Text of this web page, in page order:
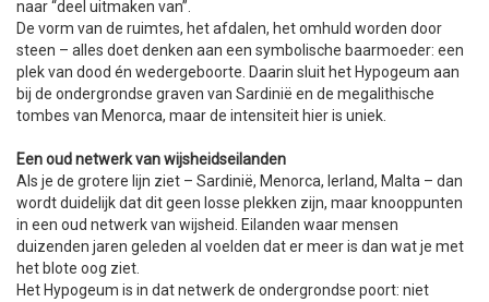
naar “deel uitmaken van”.
De vorm van de ruimtes, het afdalen, het omhuld worden door
steen – alles doet denken aan een symbolische baarmoeder: een
plek van dood én wedergeboorte. Daarin sluit het Hypogeum aan
bij de ondergrondse graven van Sardinië en de megalithische
tombes van Menorca, maar de intensiteit hier is uniek.
Een oud netwerk van wijsheidseilanden
Als je de grotere lijn ziet – Sardinië, Menorca, Ierland, Malta – dan
wordt duidelijk dat dit geen losse plekken zijn, maar knooppunten
in een oud netwerk van wijsheid. Eilanden waar mensen
duizenden jaren geleden al voelden dat er meer is dan wat je met
het blote oog ziet.
Het Hypogeum is in dat netwerk de ondergrondse poort: niet